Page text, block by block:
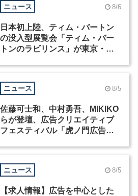
ニュース 8/6
日本初上陸、ティム・バートン
の没入型展覧会「ティム・バー
トンのラビリンス」が東京・豊
ニュース 8/5
佐藤可士和、中村勇吾、MIKIKO
らが登壇、広告クリエイティブ
フェスティバル「虎ノ門広告
ニュース 8/5
【求人情報】広告を中心とした